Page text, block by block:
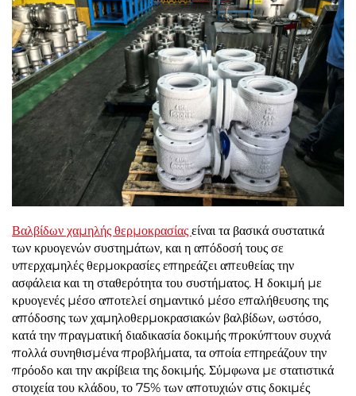
Βαλβίδων χαμηλής θερμοκρασίας είναι τα βασικά συστατικά
των κρυογενών συστημάτων, και η απόδοσή τους σε
υπερχαμηλές θερμοκρασίες επηρεάζει απευθείας την
ασφάλεια και τη σταθερότητα του συστήματος. Η δοκιμή με
κρυογενές μέσο αποτελεί σημαντικό μέσο επαλήθευσης της
απόδοσης των χαμηλοθερμοκρασιακών βαλβίδων, ωστόσο,
κατά την πραγματική διαδικασία δοκιμής προκύπτουν συχνά
πολλά συνηθισμένα προβλήματα, τα οποία επηρεάζουν την
πρόοδο και την ακρίβεια της δοκιμής. Σύμφωνα με στατιστικά
στοιχεία του κλάδου, το 75% των αποτυχιών στις δοκιμές